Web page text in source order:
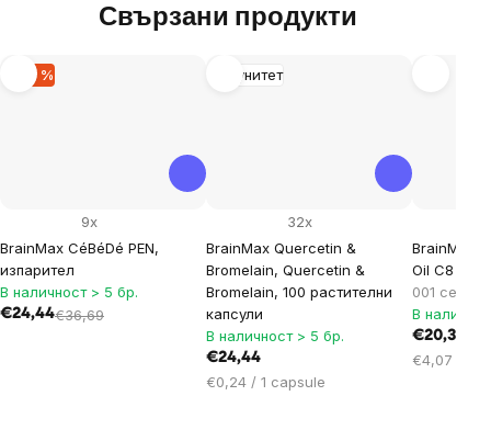
Свързани продукти
–33 %
BrainMax CéBéDé PEN,
изпарител
9x
В наличност > 5 бр.
€24,44€36,69
Имунитет
BrainMax Quercetin &
Bromelain, Quercetin &
Bromelain, 100 растителни
капсули
32x
В наличност > 5 бр.
€24,44
Цена
€0,24 / 1 capsule
BrainMax
Oil C8
001
В
€20,36
Цена
€4,07 /